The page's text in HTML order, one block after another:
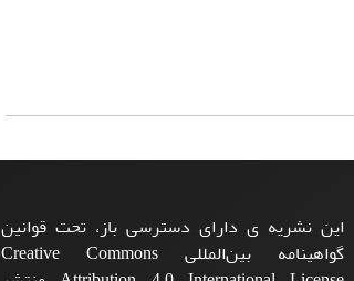
این نشریه ی دارای دسترسی باز، تحت قوانین
گواهینامه بین‌المللی Creative Commons